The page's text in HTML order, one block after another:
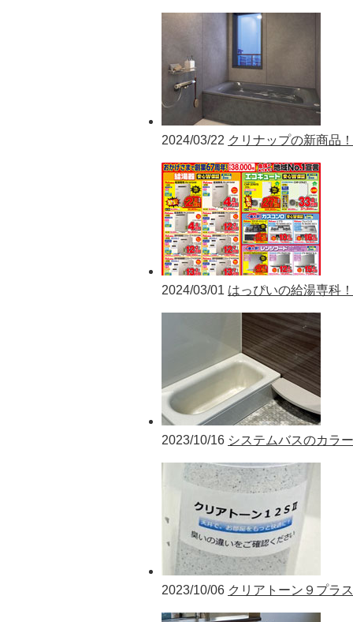
2024/03/22 クリナップの新商品！
2024/03/01 はっぴいの給湯専科！
2023/10/16 システムバスのカラ
2023/10/06 クリアトーン９プラス